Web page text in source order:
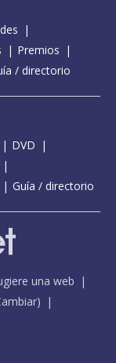
Premios
/ directorio
DVD
Guía / directorio
una web
)